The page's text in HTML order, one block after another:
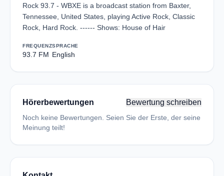
Rock 93.7 - WBXE is a broadcast station from Baxter,
Tennessee, United States, playing Active Rock, Classic
Rock, Hard Rock. ------ Shows: House of Hair
FREQUENZ
93.7 FM
SPRACHE
English
Hörerbewertungen Bewertung schreiben
Noch keine Bewertungen. Seien Sie der Erste, der seine
Meinung teilt!